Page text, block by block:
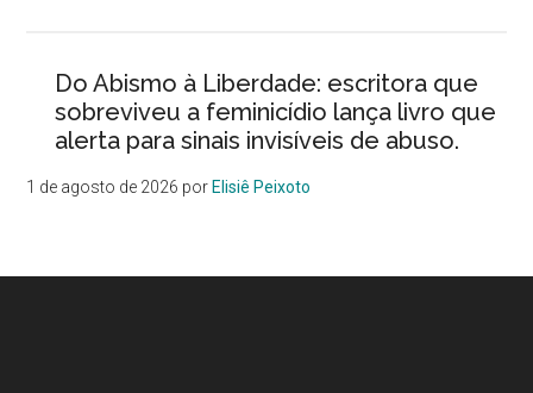
Do Abismo à Liberdade: escritora que
sobreviveu a feminicídio lança livro que
alerta para sinais invisíveis de abuso.
1 de agosto de 2026 por Elisiê Peixoto